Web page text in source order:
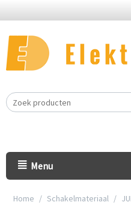
Menu
Home / Schakelmateriaal /